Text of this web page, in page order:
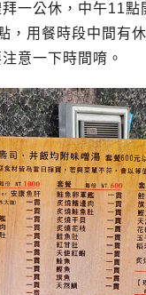
一公休，中午11點
，用餐時段中間有
意一下時間唷。